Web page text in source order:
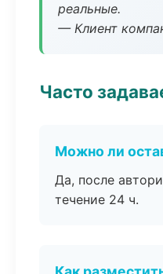
реальные.
— Клиент
Часто
Можно ли
Да, после
течение 24 ч.